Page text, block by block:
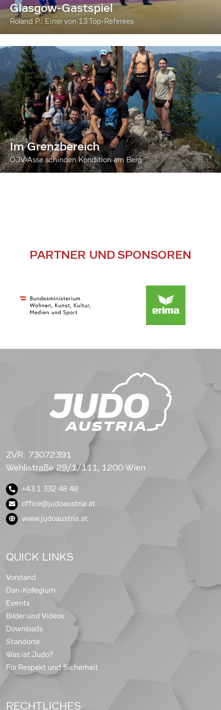
Glasgow-Gastspiel
Roland P.: Einer von 13 Top-Referees
Im Grenzbereich
ÖJV-Asse schinden Kondition am Berg
PARTNER UND SPONSOREN
ZVR: 73072391
Wehlistraße 29/1/111, 1200 Wien
+43 1 332 48 48
office@judoaustria.at
www.judoaustria.at
QUICK LINKS
Vorstand
Dan-Kollegium
Events
Bilder und Videos
Downloads
Standorte
Was ist Judo?
Für Respekt und Sicherheit
RECHTLICHES